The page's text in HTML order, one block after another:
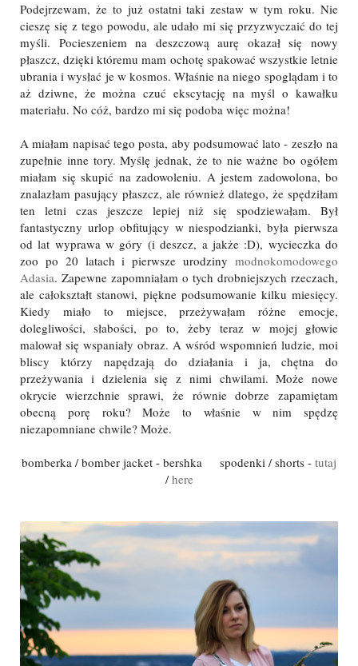
Podejrzewam, że to już ostatni taki zestaw w tym roku. Nie
cieszę się z tego powodu, ale udało mi się przyzwyczaić do tej
myśli. Pocieszeniem na deszczową aurę okazał się nowy
płaszcz, dzięki któremu mam ochotę spakować wszystkie letnie
ubrania i wysłać je w kosmos. Właśnie na niego spoglądam i to
aż dziwne, że można czuć ekscytację na myśl o kawałku
materiału. No cóż, bardzo mi się podoba więc można!
A miałam napisać tego posta, aby podsumować lato - zeszło na
zupełnie inne tory. Myślę jednak, że to nie ważne bo ogółem
miałam się skupić na zadowoleniu. A jestem zadowolona, bo
znalazłam pasujący płaszcz, ale również dlatego, że spędziłam
ten letni czas jeszcze lepiej niż się spodziewałam. Był
fantastyczny urlop obfitujący w niespodzianki, była pierwsza
od lat wyprawa w góry (i deszcz, a jakże :D), wycieczka do
zoo po 20 latach i pierwsze urodziny modnokomodowego
Adasia. Zapewne zapomniałam o tych drobniejszych rzeczach,
ale całokształt stanowi, piękne podsumowanie kilku miesięcy.
Kiedy miało to miejsce, przeżywałam różne emocje,
dolegliwości, słabości, po to, żeby teraz w mojej głowie
malował się wspaniały obraz. A wśród wspomnień ludzie, moi
bliscy którzy napędzają do działania i ja, chętna do
przeżywania i dzielenia się z nimi chwilami. Może nowe
okrycie wierzchnie sprawi, że równie dobrze zapamiętam
obecną porę roku? Może to właśnie w nim spędzę
niezapomniane chwile? Może.
bomberka / bomber jacket - bershka spodenki / shorts - tutaj
/here